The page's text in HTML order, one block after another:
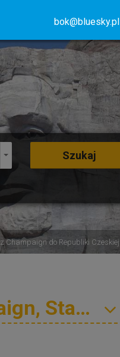
bok@bluesky.pl
Szukaj
z Champaign do Republiki Czeskiej